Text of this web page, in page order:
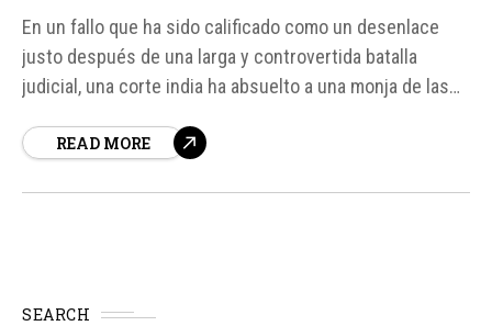
En un fallo que ha sido calificado como un desenlace
justo después de una larga y controvertida batalla
judicial, una corte india ha absuelto a una monja de las
acusaciones de tráfico de menores en el estado de
READ MORE
SEARCH